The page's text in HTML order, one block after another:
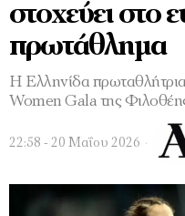
στοχεύει στο
πρωτάθλημα
Η Ελληνίδα
Women Gala της
22:58 - 20 Μαΐου 2026